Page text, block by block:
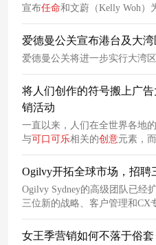
宣布任命和文蔚（Kelly Woh）
补去年10月Darren Crawforth离
爱德曼公关宣布港台及大
爱德曼公关将进一步实行大湾
将人们创作的符号搬上广告
销活动
一直以来，人们在全世界各地
与可口可乐相关的创意元素，
的可口可乐标志被创作成了招
乐
“Every Coca-Cola is
括在巴西、墨西哥、印度尼西
的户外媒体和平面广告投放，
场的广告活动。
Ogilvy开拓全球市场，招聘
Ogilvy Sydney的高级团队已经
三位新的战略、客户管理和CX
女王季营销如何不落于俗